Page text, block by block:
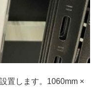
置します。1060mm ×